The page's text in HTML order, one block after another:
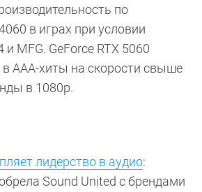
по
в играх при условии
MFG. GeForce RTX 5060
в ААА-хиты на скорости свыше
в 1080p.
лидерство в аудио:
Sound United с брендами